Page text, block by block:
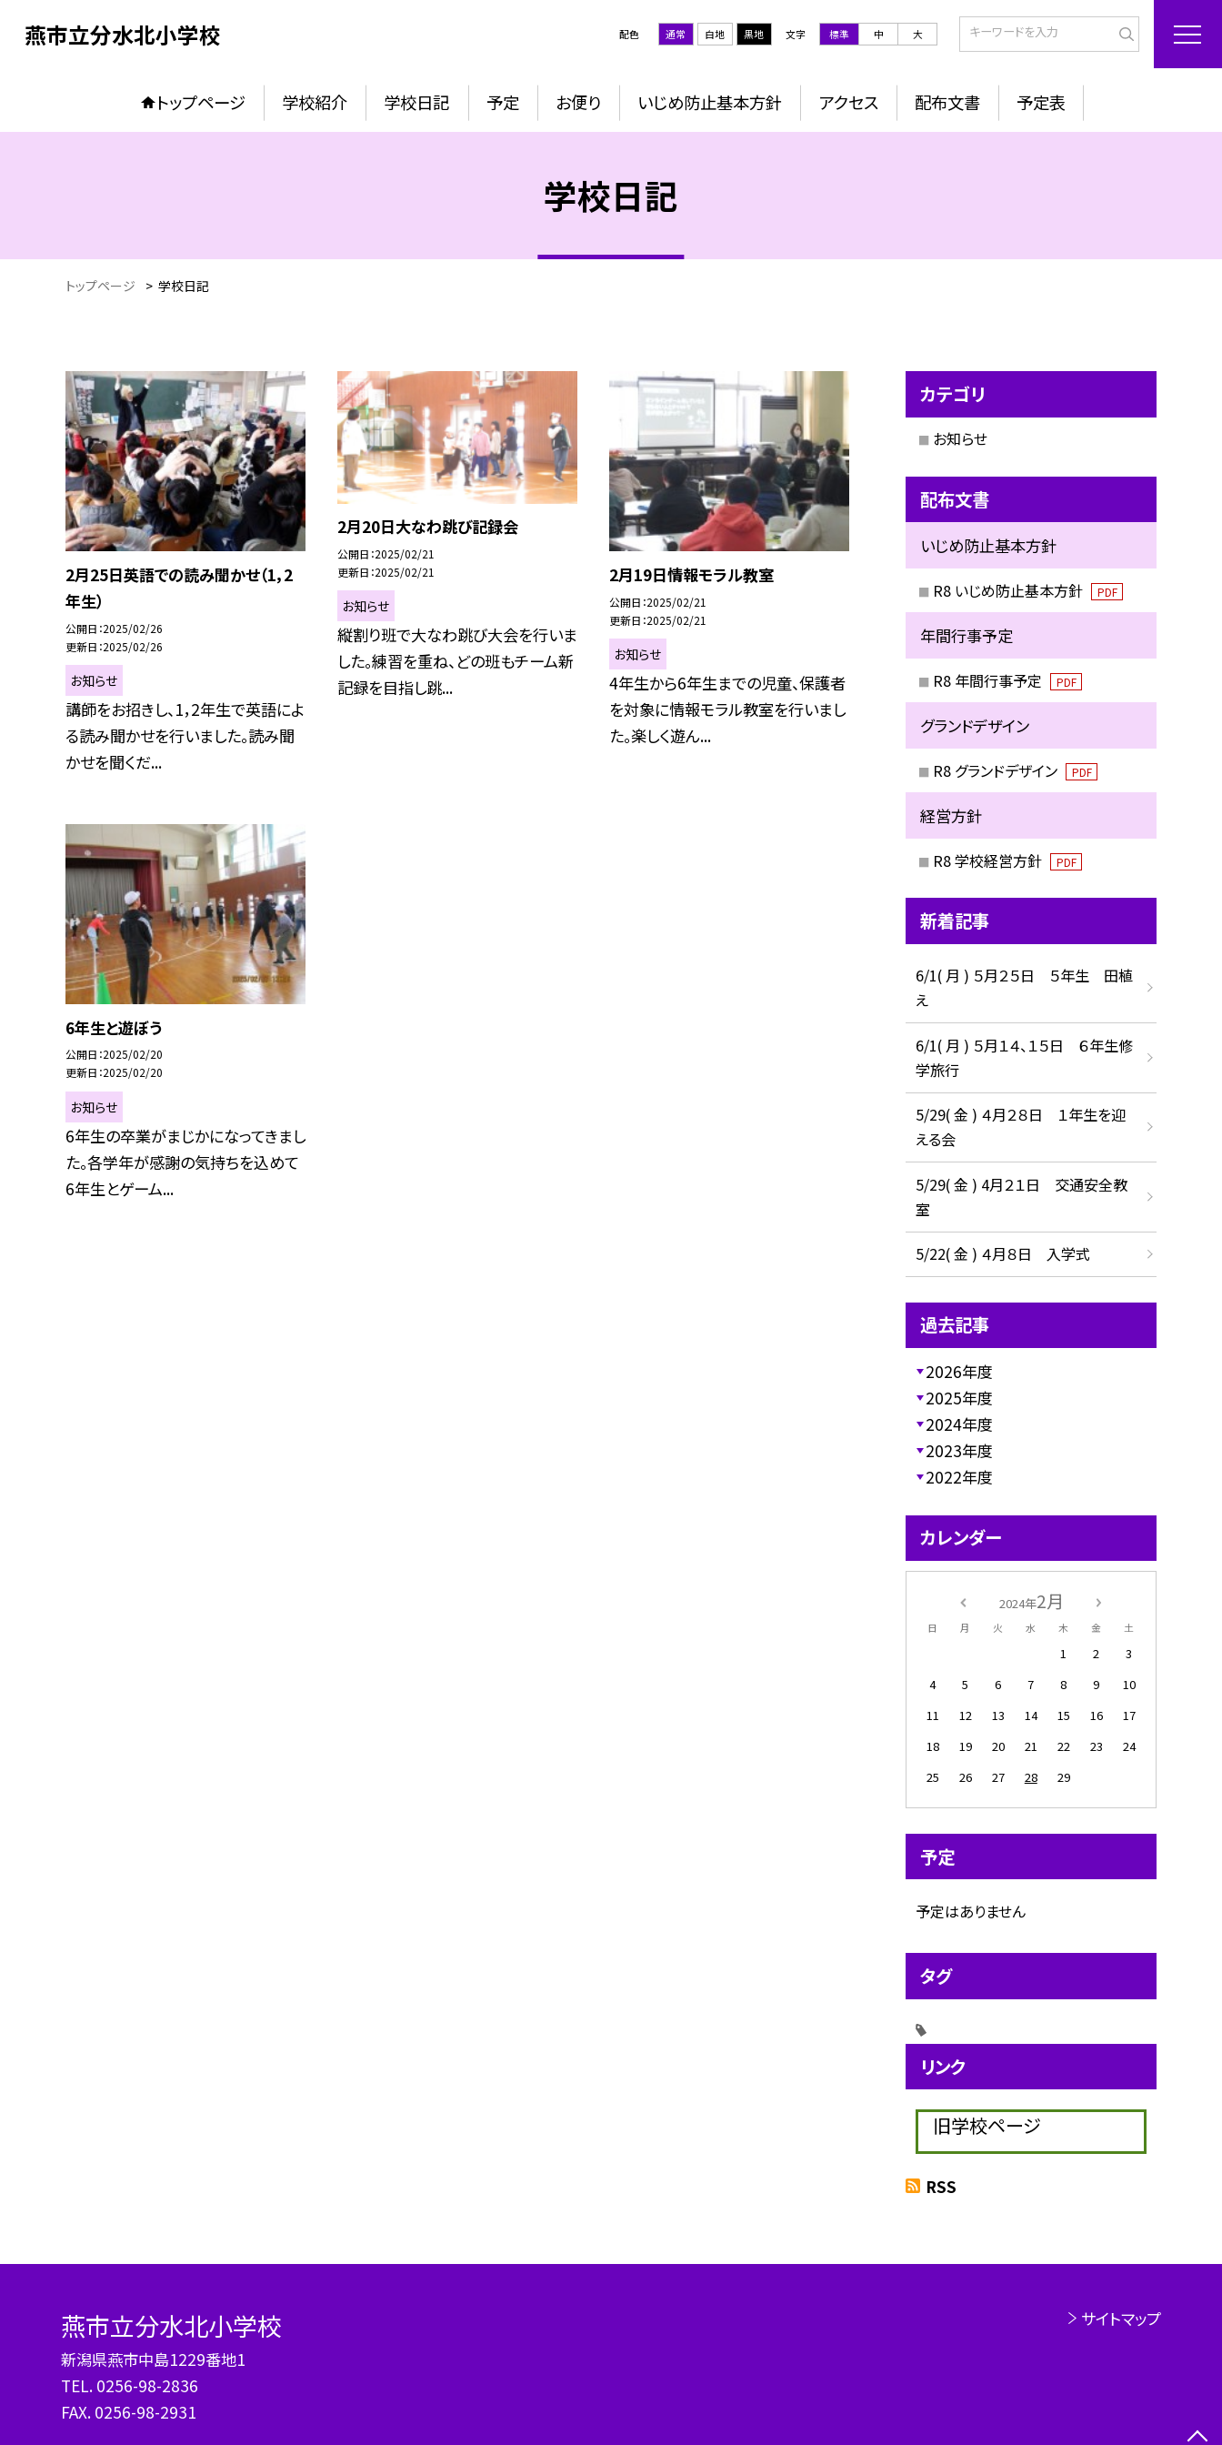
燕市立分水北小学校 配色 通常 白地 黒地 文字 標準 中 大
トップページ 学校紹介 学校日記 予定 お便り いじめ防止基本方針 アクセス 配布文書 予定表
学校日記
トップページ > 学校日記
2月25日英語での読み聞かせ（1，2
年生）
公開日 2025/02/26
更新日 2025/02/26
お知らせ
講師をお招きし、1，2年生で英語によ
る読み聞かせを行いました。読み聞
かせを聞くだ...
2月20日大なわ跳び記録会
公開日 2025/02/21
更新日 2025/02/21
お知らせ
縦割り班で大なわ跳び大会を行いま
した。練習を重ね、どの班もチーム新
記録を目指し跳...
2月19日情報モラル教室
公開日 2025/02/21
更新日 2025/02/21
お知らせ
4年生から6年生までの児童、保護者
を対象に情報モラル教室を行いまし
た。楽しく遊ん...
6年生と遊ぼう
公開日 2025/02/20
更新日 2025/02/20
お知らせ
6年生の卒業がまじかになってきまし
た。各学年が感謝の気持ちを込めて
6年生とゲーム...
カテゴリ
お知らせ
配布文書
いじめ防止基本方針
R8 いじめ防止基本方針 PDF
年間行事予定
R8 年間行事予定 PDF
グランドデザイン
R8 グランドデザイン PDF
経営方針
R8 学校経営方針 PDF
新着記事
6/1( 月 ) ５月２５日 ５年生 田植
え
6/1( 月 ) ５月１４、１５日 ６年生修
学旅行
5/29( 金 ) ４月２８日 １年生を迎
える会
5/29( 金 ) 4月２１日 交通安全教
室
5/22( 金 ) ４月８日 入学式
過去記事
2026年度
2025年度
2024年度
2023年度
2022年度
カレンダー
2024年2月
日 月 火 水 木 金 土
1 2
3
4
5 6 7 8 9
10
11
12 13 14 15 16
17
18
19 20 21 22 23
24
25
26 27 28 29
予定
予定はありません
タグ
リンク
旧学校ページ
RSS
燕市立分水北小学校
新潟県燕市中島1229番地1
TEL. 0256-98-2836
FAX. 0256-98-2931
サイトマップ